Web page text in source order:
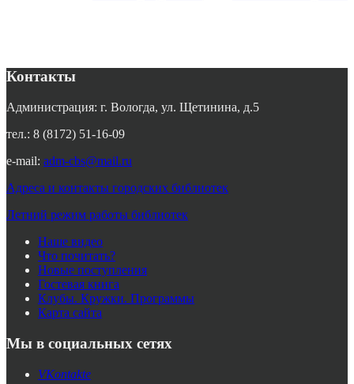
Контакты
Администрация: г. Вологда, ул. Щетинина, д.5
тел.: 8 (8172) 51-16-09
e-mail: adm-cbs@mail.ru
Адреса и контакты городских библиотек
Летний режим работы библиотек
Наше видео
Что почитать?
Новые поступления
Гостевая книга
Клубы. Кружки. Программы
Карта сайта
Мы в социальных сетях
VKontakte